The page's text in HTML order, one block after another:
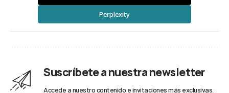
Perplexity
Suscríbete a nuestra newsletter
Accede a nuestro contenido e invitaciones más exclusivas.